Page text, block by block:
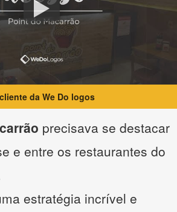
da We Do logos
precisava se destacar
e entre os restaurantes do
estratégia incrível e